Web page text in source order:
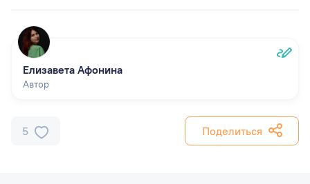
Елизавета Афонина
Автор
5 Поделиться